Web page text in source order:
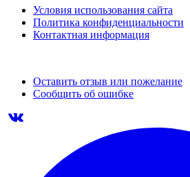
Условия использования сайта
Политика конфиденциальности
Контактная информация
Оставить отзыв или пожелание
Сообщить об ошибке